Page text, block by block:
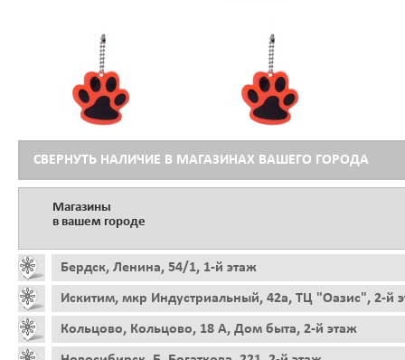
СВЕРНУТЬ НАЛИЧИЕ В МАГАЗИНАХ ВАШЕГО ГОРОДА
Магазины
в вашем городе
Бердск, Ленина, 54/1, 1-й этаж
Искитим, мкр Индустриальный, 42а, ТЦ "Оазис", 2-й
Кольцово, Кольцово, 18 А, Дом быта, 2-й этаж